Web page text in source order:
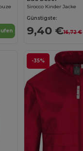
Sirocco Kinder Jacke
Günstigste:
9,40 €16,72 €
-35%